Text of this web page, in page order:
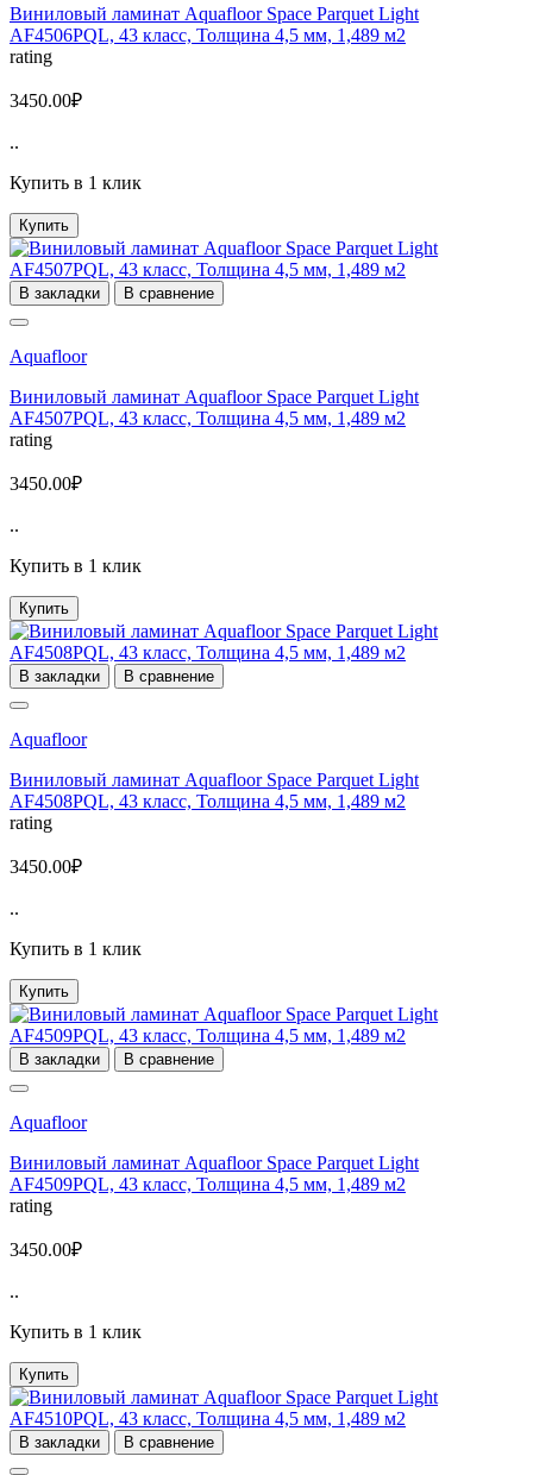
Виниловый ламинат Aquafloor Space Parquet Light
AF4506PQL, 43 класс, Толщина 4,5 мм, 1,489 м2
rating
3450.00₽
..
Купить в 1 клик
Купить
В закладки В сравнение
Aquafloor
Виниловый ламинат Aquafloor Space Parquet Light
AF4507PQL, 43 класс, Толщина 4,5 мм, 1,489 м2
rating
3450.00₽
..
Купить в 1 клик
Купить
В закладки В сравнение
Aquafloor
Виниловый ламинат Aquafloor Space Parquet Light
AF4508PQL, 43 класс, Толщина 4,5 мм, 1,489 м2
rating
3450.00₽
..
Купить в 1 клик
Купить
В закладки В сравнение
Aquafloor
Виниловый ламинат Aquafloor Space Parquet Light
AF4509PQL, 43 класс, Толщина 4,5 мм, 1,489 м2
rating
3450.00₽
..
Купить в 1 клик
Купить
В закладки В сравнение